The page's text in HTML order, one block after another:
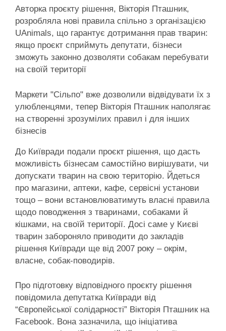
Авторка проєкту рішення, Вікторія Пташник,
розробляла нові правила спільно з організацією
UAnimals, що гарантує дотримання прав тварин:
якщо проєкт сприймуть депутати, бізнеси
зможуть законно дозволяти собакам перебувати
на своїй території
Маркети "Сільпо" вже дозволили відвідувати їх з
улюбленцями, тепер Вікторія Пташник наполягає
на створенні зрозумілих правил і для інших
бізнесів
До Київради подали проєкт рішення, що дасть
можливість бізнесам самостійно вирішувати, чи
допускати тварин на свою територію. Йдеться
про магазини, аптеки, кафе, сервісні установи
тощо – вони встановлюватимуть власні правила
щодо поводження з тваринами, собаками й
кішками, на своїй території. Досі саме у Києві
тварин забороняло приводити до закладів
рішення Київради ще від 2007 року – окрім,
власне, собак-поводирів.
Про підготовку відповідного проєкту рішення
повідомила депутатка Київради від
“Європейської солідарності” Вікторія Пташник на
Facebook. Вона зазначила, що ініціатива